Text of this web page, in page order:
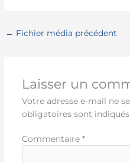
← Fichier média précédent
Laisser un
Votre adresse e-mail ne
obligatoires sont indiqués
Commentaire *